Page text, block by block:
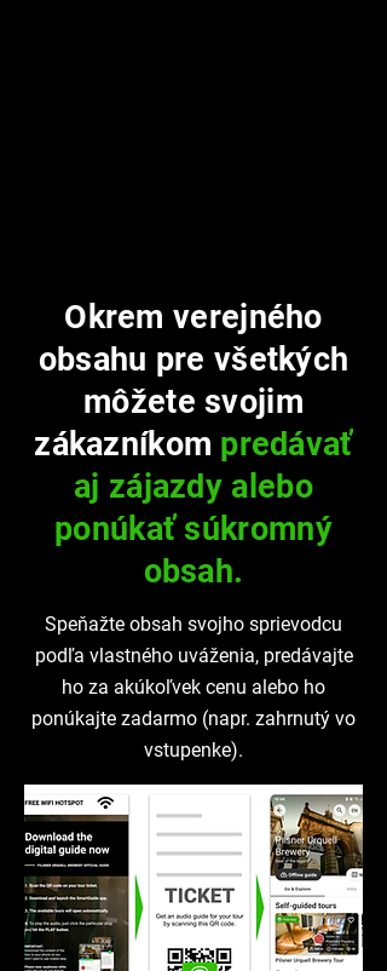
Okrem verejného
obsahu pre všetkých
môžete svojim
zákazníkom predávať
aj zájazdy alebo
ponúkať súkromný
obsah.
Speňažte obsah svojho sprievodcu
podľa vlastného uváženia, predávajte
ho za akúkoľvek cenu alebo ho
ponúkajte zadarmo (napr. zahrnutý vo
vstupenke).